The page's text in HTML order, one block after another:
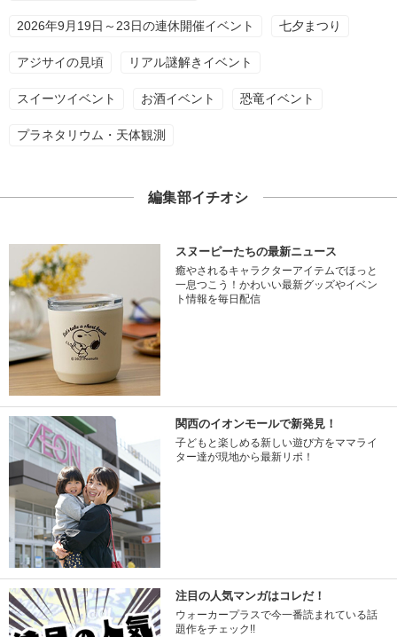
2026年9月19日～23日の連休開催イベント 七夕まつり
アジサイの見頃 リアル謎解きイベント
スイーツイベント お酒イベント 恐竜イベント
プラネタリウム・天体観測
編集部イチオシ
スヌーピーたちの最新ニュース
癒やされるキャラクターアイテムでほっと
一息つこう！かわいい最新グッズやイベン
ト情報を毎日配信
関西のイオンモールで新発見！
子どもと楽しめる新しい遊び方をママライ
ター達が現地から最新リポ！
注目の人気マンガはコレだ！
ウォーカープラスで今一番読まれている話
題作をチェック!!